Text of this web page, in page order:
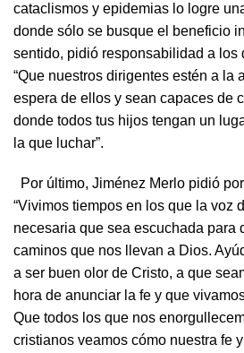
cataclismos y epidemias lo logre
donde sólo se busque el beneficio
sentido, pidió responsabilidad a los
“Que nuestros dirigentes estén a la
espera de ellos y sean capaces de
donde todos tus hijos tengan un
la que luchar”.
Por último, Jiménez Merlo pidió
“Vivimos tiempos en los que la voz
necesaria que sea escuchada para
caminos que nos llevan a Dios.
a ser buen olor de Cristo, a que
hora de anunciar la fe y que
Que todos los que nos
cristianos veamos cómo nuestra fe